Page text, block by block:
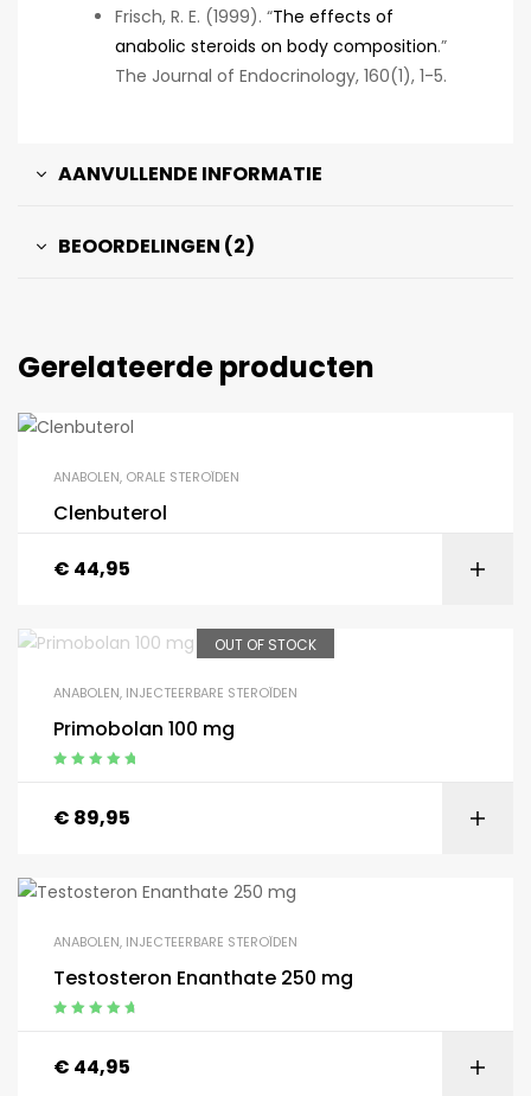
Frisch, R. E. (1999). “The effects of
anabolic steroids on body composition.”
The Journal of Endocrinology, 160(1), 1-5.
AANVULLENDE INFORMATIE
BEOORDELINGEN (2)
Gerelateerde producten
ANABOLEN, ORALE STEROÏDEN
Clenbuterol
€ 44,95
OUT OF STOCK
ANABOLEN, INJECTEERBARE STEROÏDEN
Primobolan 100 mg
€ 89,95
ANABOLEN, INJECTEERBARE STEROÏDEN
Testosteron Enanthate 250 mg
€ 44,95